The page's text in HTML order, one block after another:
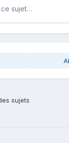
sujet…
sujets